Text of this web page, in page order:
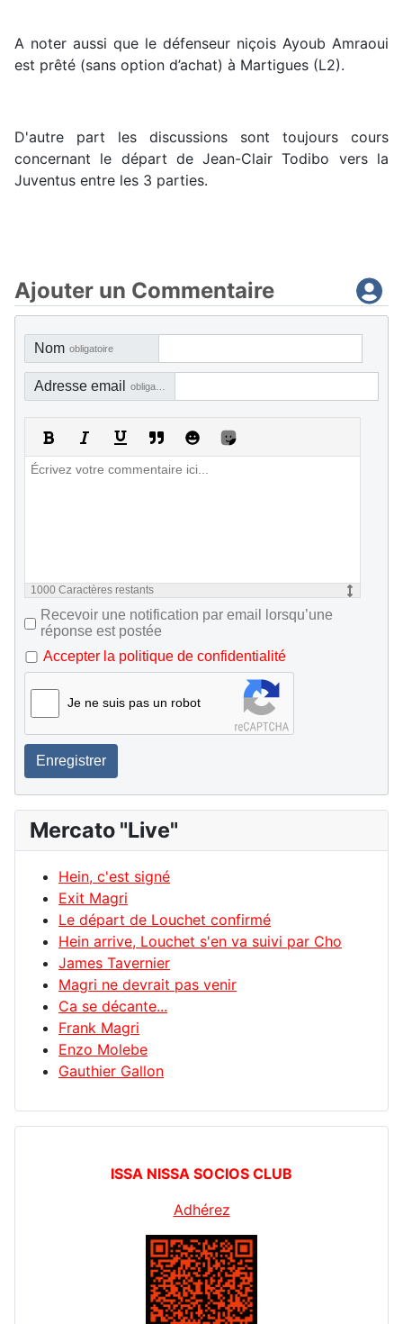
A noter aussi que le défenseur niçois Ayoub Amraoui
est prêté (sans option d’achat) à Martigues (L2).
D'autre part les discussions sont toujours cours
concernant le départ de Jean-Clair Todibo vers la
Juventus entre les 3 parties.
Ajouter un Commentaire
Nom obligatoire
Adresse email
1000 Caractères restants
Recevoir une notification par email lorsqu’une
réponse est postée
Accepter la politique de confidentialité
Je ne suis pas un robot
Enregistrer
Mercato "Live"
Hein, c'est signé
Exit Magri
Le départ de Louchet confirmé
Hein arrive, Louchet s'en va suivi par Cho
James Tavernier
Magri ne devrait pas venir
Ca se décante...
Frank Magri
Enzo Molebe
Gauthier Gallon
ISSA NISSA SOCIOS CLUB
Adhérez